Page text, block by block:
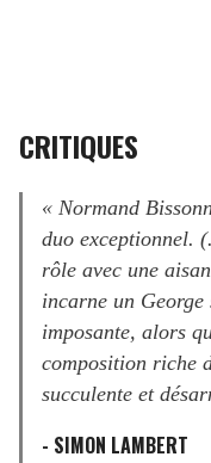
CRITIQUES
« Normand
duo exceptionnel.
rôle avec une
incarne un George
imposante, alors
composition riche
succulente et
- SIMON LAMBERT